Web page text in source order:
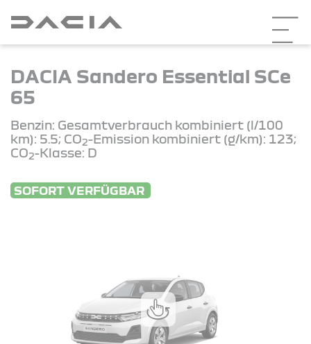
DACIA Sandero Essential SCe
65
Benzin: Gesamtverbrauch kombiniert (l/100
km): 5.5; CO2-Emission kombiniert (g/km): 123;
CO2-Klasse: D
SOFORT VERFÜGBAR